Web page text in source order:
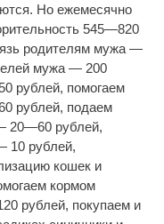
Но ежемесячно
545—820
родителям мужа —
мужа — 200
рублей, помогаем
рублей, подаем
20—60 рублей,
10 рублей,
кошек и
кормом
рублей, покупаем и